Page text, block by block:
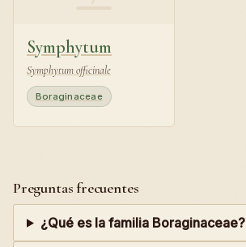
Symphytum
Symphytum officinale
Boraginaceae
Preguntas frecuentes
¿Qué es la familia Boraginaceae?